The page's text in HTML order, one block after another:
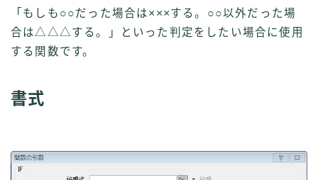
「もしも○○だった場合は×××する。○○以外だった場
合は△△△する。」といった判定をしたい場合に使用
する関数です。
書式